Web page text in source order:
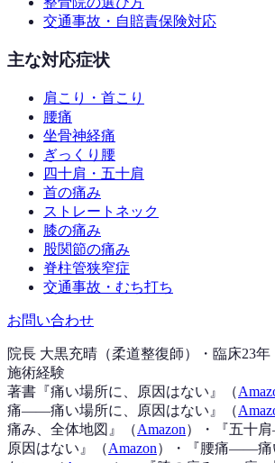
交通事故・自賠責保険対応
主な対応症状
肩こり・首こり
腰痛
坐骨神経痛
ぎっくり腰
四十肩・五十肩
首の痛み
ストレートネック
膝の痛み
股関節の痛み
脊柱管狭窄症
交通事故・むち打ち
お問い合わせ
院長 大黒充晴（柔道整復師）・臨床23
施術経験
著書『痛い場所に、原因はない 』（
痛——痛い場所に、原因はない 』（
痛み、全体地図 』（Amazon） ・『五十
原因はない 』（Amazon） ・『腰痛——痛